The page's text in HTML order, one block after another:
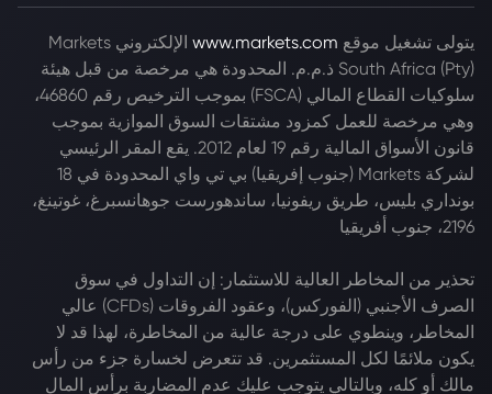
يتولى تشغيل موقع www.markets.com
الإلكتروني Markets
South Africa (Pty) ذ.م.م. المحدودة هي مرخصة من قبل هيئة
سلوكيات القطاع المالي (FSCA) بموجب الترخيص رقم 46860،
وهي مرخصة للعمل كمزود مشتقات السوق الموازية بموجب
قانون الأسواق المالية رقم 19 لعام 2012. يقع المقر الرئيسي
لشركة Markets (جنوب إفريقيا) بي تي واي المحدودة في 18
بونداري بليس، طريق ريفونيا، ساندهورست جوهانسبرغ، غوتينغ،
2196، جنوب أفريقيا
تحذير من المخاطر العالية للاستثمار: إن التداول في سوق
الصرف الأجنبي (الفوركس)، وعقود الفروقات (CFDs) عالي
المخاطر، وينطوي على درجة عالية من المخاطرة، لهذا قد لا
يكون ملائمًا لكل المستثمرين. قد تتعرض لخسارة جزء من رأس
مالك أو كله، وبالتالي يتوجب عليك عدم المضاربة برأس المال